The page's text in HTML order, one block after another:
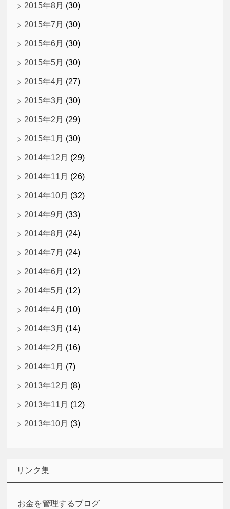
2015年8月 (30)
2015年7月 (30)
2015年6月 (30)
2015年5月 (30)
2015年4月 (27)
2015年3月 (30)
2015年2月 (29)
2015年1月 (30)
2014年12月 (29)
2014年11月 (26)
2014年10月 (32)
2014年9月 (33)
2014年8月 (24)
2014年7月 (24)
2014年6月 (12)
2014年5月 (12)
2014年4月 (10)
2014年3月 (14)
2014年2月 (16)
2014年1月 (7)
2013年12月 (8)
2013年11月 (12)
2013年10月 (3)
リンク集
お金を管理するブログ